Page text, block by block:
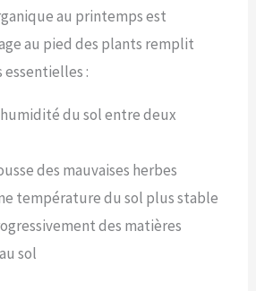
au printemps est
au pied des plants remplit
:
du sol entre deux
des mauvaises herbes
température du sol plus stable
des matières
sol